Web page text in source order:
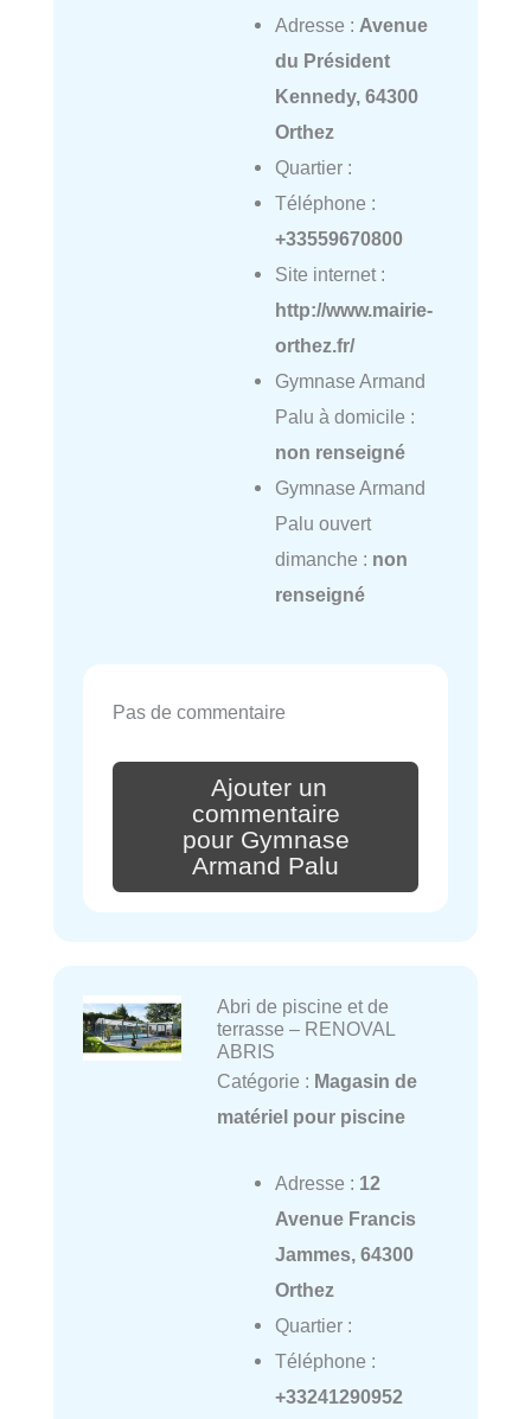
Adresse : Avenue
du Président
Kennedy, 64300
Orthez
Quartier :
Téléphone :
+33559670800
Site internet :
http://www.mairie-
orthez.fr/
Gymnase Armand
Palu à domicile :
non renseigné
Gymnase Armand
Palu ouvert
dimanche : non
renseigné
Pas de commentaire
Ajouter un
commentaire
pour Gymnase
Armand Palu
Abri de piscine et de
terrasse – RENOVAL
ABRIS
Catégorie : Magasin de
matériel pour piscine
Adresse : 12
Avenue Francis
Jammes, 64300
Orthez
Quartier :
Téléphone :
+33241290952